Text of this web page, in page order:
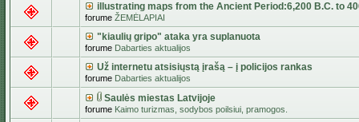
illustrating maps from the Ancient Period:6,200 B.C. to
forume ŽEMĖLAPIAI
"kiaulių gripo" ataka yra suplanuota
forume Dabarties aktualijos
Už internetu atsisiųstą įrašą – į policijos rankas
forume Dabarties aktualijos
Saulės miestas Latvijoje
forume Kaimo turizmas, sodybos poilsiui, pramogos.